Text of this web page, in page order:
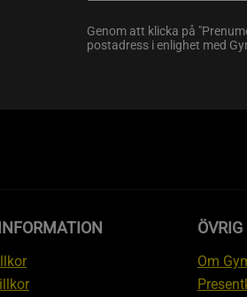
Genom att klicka på
postadress i enlighet med
Om